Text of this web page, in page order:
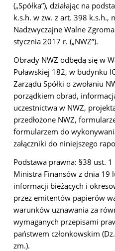
(„Spółka”), działając na
k.s.h. w zw. z art. 398 k.s.h.,
Nadzwyczajne Walne
stycznia 2017 r. („NWZ”).
Obrady NWZ odbędą się w
Puławskiej 182, w budynku
Zarządu Spółki o zwołaniu
porządkiem obrad,
uczestnictwa w NWZ,
przedłożone NWZ,
formularzem do
załączniki do niniejszego
Podstawa prawna: §38 ust.
Ministra Finansów z dnia 19
informacji bieżących i
przez emitentów papierów
warunków uznawania za
wymaganych przepisami
państwem członkowskim
zm.).